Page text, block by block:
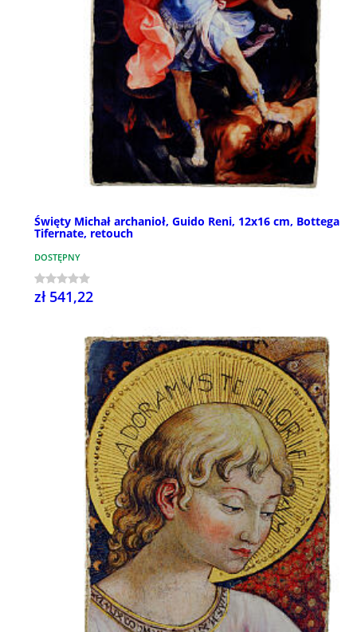
Święty Michał archanioł, Guido Reni, 12x16 cm, Bottega
Tifernate, retouch
DOSTĘPNY
zł 541,22